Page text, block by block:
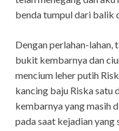
benda tumpul dari balik
Dengan perlahan-lahan,
bukit kembarnya dan
mencium leher putih
kancing baju Riska satu
kembarnya yang masih
pada saat kejadian yang